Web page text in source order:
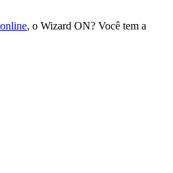
, o Wizard ON? Você tem a